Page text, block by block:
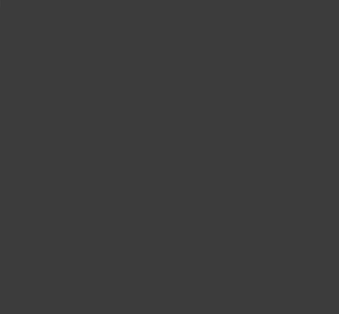
ムについて
リノベーション